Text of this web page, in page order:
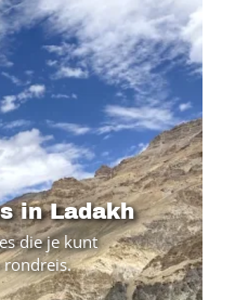
in Ladakh
die je kunt
rondreis.